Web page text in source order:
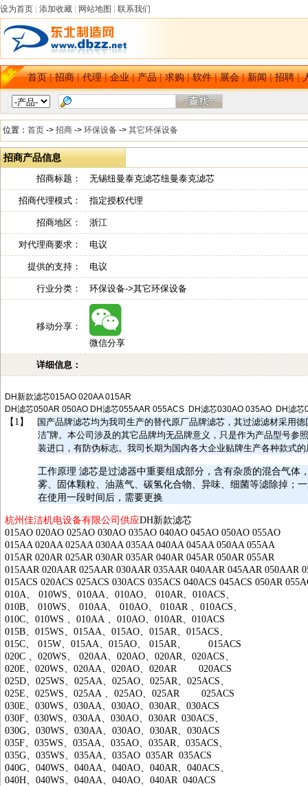
设为首页 添加收藏 网站地图 联系我们
首页|招商|代理|企业|产品|求购|软件|展会|新闻|招聘|
位置： 首页 -> 招商 -> 环保设备 -> 其它环保设备
招商产品信息
招商标题： 无锡纽曼泰克滤芯纽曼泰克滤芯
招商代理模式： 指定授权代理
招商地区： 浙江
对代理商要求： 电议
提供的支持： 电议
行业分类： 环保设备->其它环保设备
移动分享：
微信分享
详细信息：
DH新款滤芯015AO 020AA 015AR
DH滤芯050AR 050AO DH滤芯055AAR 055ACS DH滤芯030AO 035AO DH滤芯
【1】
国产品牌滤芯均为我司生产的替代原厂品牌滤芯，其过滤滤材采用德
洁”牌。本公司涉及的其它品牌均无品牌意义，只是作为产品型号参
装进口，有防伪标志。我司长期为国内各大企业贴牌生产各种款式
工作原理 滤芯是过滤器中重要组成部分，含有杂质的混合气体
雾、固体颗粒、油蒸气、碳氢化合物、异味、细菌等滤除掉；
在使用一段时间后，需要更换
杭州佳洁机电设备有限公司供应DH新款滤芯
015AO 020AO 025AO 030AO 035AO 040AO 045AO 050AO 055AO
015AA 020AA 025AA 030AA 035AA 040AA 045AA 050AA 055AA
015AR 020AR 025AR 030AR 035AR 040AR 045AR 050AR 055AR
015AAR 020AAR 025AAR 030AAR 035AAR 040AAR 045AAR 050AAR
015ACS 020ACS 025ACS 030ACS 035ACS 040ACS 045ACS 050AR
010A、 010WS、 010AA、 010AO、 010AR、 010ACS、
010B、 010WS、 010AA、 010AO、 010AR 、 010ACS、
010C、 010WS 、 010AA 、 010AO、 010AR、 010ACS
015B、 015WS、 015AA、 015AO、 015AR、 015ACS、
015C、 015W、 015AA、 015AO、 015AR、
015ACS
020C 、 020WS、 020AA、 020AO、 020AR、 020ACS、
020E、 020WS、 020AA、 020AO、 020AR 020ACS
025D、 025WS、 025AA、 025AO、 025AR、 025ACS、
025E、 025WS、 025AA 、 025AO、 025AR 025ACS
030E、 030WS、 030AA、 030AO、 030AR、 030ACS
030F、 030WS、 030AA、 030AO、 030AR 030ACS、
030G、 030WS、 030AA、 030AO、 030AR、 030ACS
035F、 035WS、 035AA、 035AO、 035AR、 035ACS、
035G、 035WS、 035AA、 035AO 035AR 035ACS
040G、 040WS、 040AA、 040AO、 040AR、 040ACS、
040H、 040WS、 040AA、 040AO、 040AR 040ACS